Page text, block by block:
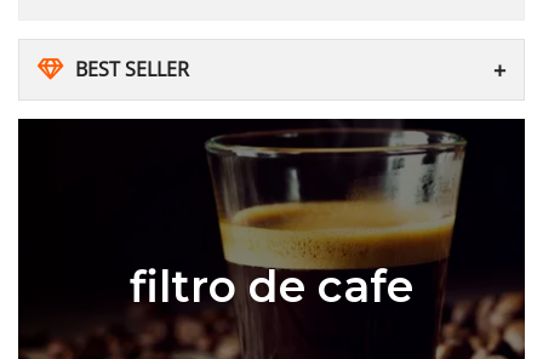
BEST SELLER
filtro de cafe